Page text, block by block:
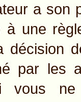
a son
une
décision
par les
si vous